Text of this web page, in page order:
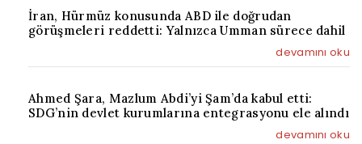
İran, Hürmüz konusunda ABD ile doğrudan
görüşmeleri reddetti: Yalnızca Umman sürece dahil
devamını oku
Ahmed Şara, Mazlum Abdi’yi Şam’da kabul etti:
SDG’nin devlet kurumlarına entegrasyonu ele alındı
devamını oku